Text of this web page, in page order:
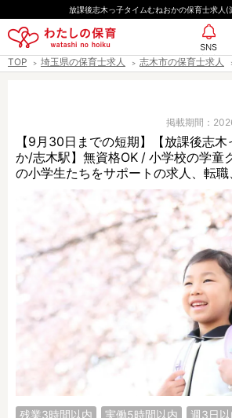
ー
の
放課後志木っ子タイムむねおかの保育士求人(
SNS
TOP 埼玉県の保育士求人 志木市の保育士求人
掲載期間：
【9月30日までの短期】【放課後志
か/志木駅】無資格OK / 小学校の学童
の小学生たちをサポートの求人、転
残業3時間以内 実働5時間以内 週3日以
都道府県
雇用形態
職種
保育教諭
幼稚園教
放課後児童支援員
学童スタ
栄養士
調理師
調理補助
看護師
保育事務
その他